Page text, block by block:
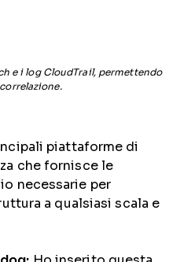
e i log CloudTrail, permettendo
piattaforme di
che fornisce le
necessarie per
a qualsiasi scala e